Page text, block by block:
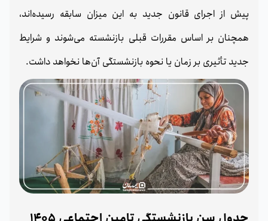
پیش از اجرای قانون جدید به این میزان سابقه رسیده‌اند،
همچنان بر اساس مقررات قبلی بازنشسته می‌شوند و شرایط
جدید تأثیری بر زمان یا نحوه بازنشستگی آن‌ها نخواهد داشت.